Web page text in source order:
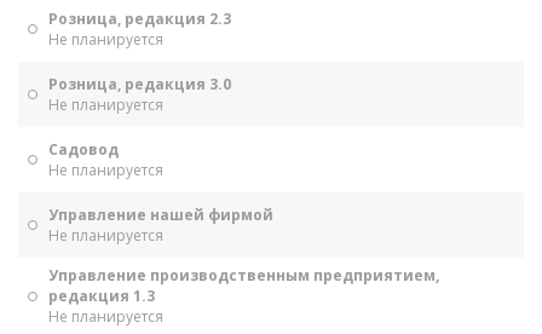
Розница, редакция 2.3
Не планируется
Розница, редакция 3.0
Не планируется
Садовод
Не планируется
Управление нашей фирмой
Не планируется
Управление производственным предприятием,
редакция 1.3
Не планируется